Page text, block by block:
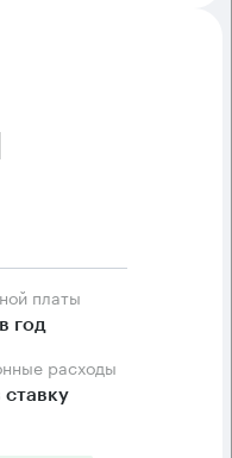
платы
год
расходы